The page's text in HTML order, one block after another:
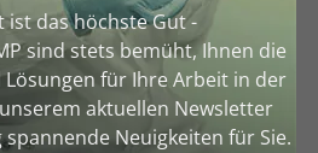
ist das höchste Gut -
sind stets bemüht, Ihnen die
für Ihre Arbeit in der
aktuellen Newsletter
Neuigkeiten für Sie.